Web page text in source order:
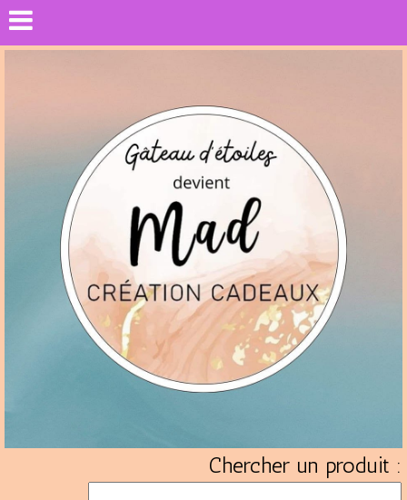
Chercher un produit :